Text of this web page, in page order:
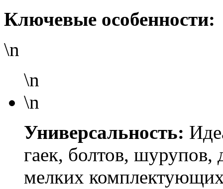
Ключевые особенности:
\n
\n
\n
Универсальность:
гаек, болтов,
мелких